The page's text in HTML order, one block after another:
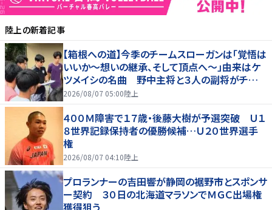
陸上の新着記事
【箱根への道】今季のチームスローガンは「覚悟は
いいか～想いの継承、そして頂点へ～」由来はケ
ツメイシの名曲 野中主将と３人の副将がチーム
を引っ張る…夏合宿特集第１弾、国学院大
2026/08/07 05:00陸上
４００Ｍ障害で１７歳・後藤大樹が予選突破 Ｕ１
８世界記録保持者の優勝候補…Ｕ２０世界選手
権
2026/08/07 04:10陸上
プロランナーの吉田響が静岡の裾野市とスポンサ
ー契約 ３０日の北海道マラソンでＭＧＣ出場権
獲得狙う